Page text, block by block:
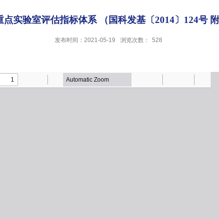
点实验室评估指标体系 （国科发基〔2014〕124号
发布时间：2021-05-19 浏览次数： 528